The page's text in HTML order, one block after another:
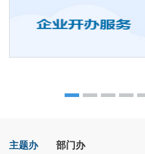
主题办 部门办